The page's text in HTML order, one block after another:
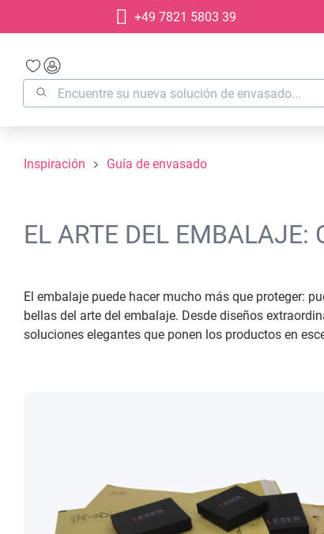
Saltar a la navegación principal
+49 7821 5803 39
Inspiración Guía de envasado
EL ARTE DEL EMBALAJE:
El embalaje puede hacer mucho más que proteger:
bellas del arte del embalaje. Desde diseños
soluciones elegantes que ponen los productos en